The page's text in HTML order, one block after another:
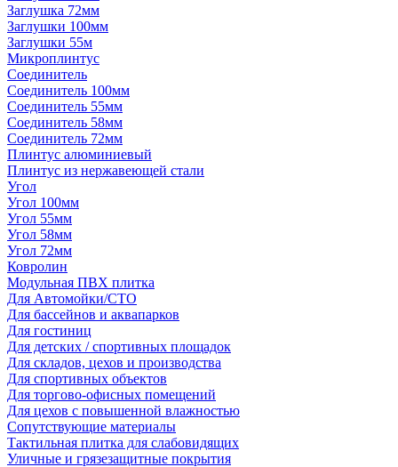
Заглушка 72мм
Заглушки 100мм
Заглушки 55м
Микроплинтус
Соединитель
Соединитель 100мм
Соединитель 55мм
Соединитель 58мм
Соединитель 72мм
Плинтус алюминиевый
Плинтус из нержавеющей стали
Угол
Угол 100мм
Угол 55мм
Угол 58мм
Угол 72мм
Ковролин
Модульная ПВХ плитка
Для Автомойки/СТО
Для бассейнов и аквапарков
Для гостиниц
Для детских / спортивных площадок
Для складов, цехов и производства
Для спортивных объектов
Для торгово-офисных помещений
Для цехов с повышенной влажностью
Сопутствующие материалы
Тактильная плитка для слабовидящих
Уличные и грязезащитные покрытия